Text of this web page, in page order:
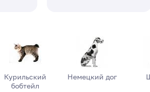
Курильский
бобтейл
Немецкий дог